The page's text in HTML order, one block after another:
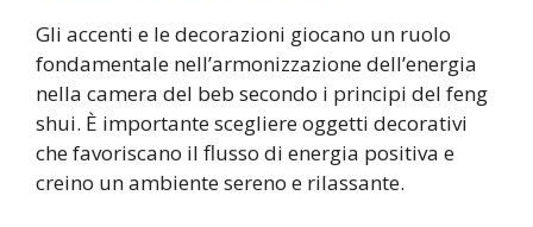
Gli accenti e le decorazioni giocano un ruolo
fondamentale nell’armonizzazione dell’energia
nella camera del beb secondo i principi del feng
shui. È importante scegliere oggetti decorativi
che favoriscano il flusso di energia positiva e
creino un ambiente sereno e rilassante.